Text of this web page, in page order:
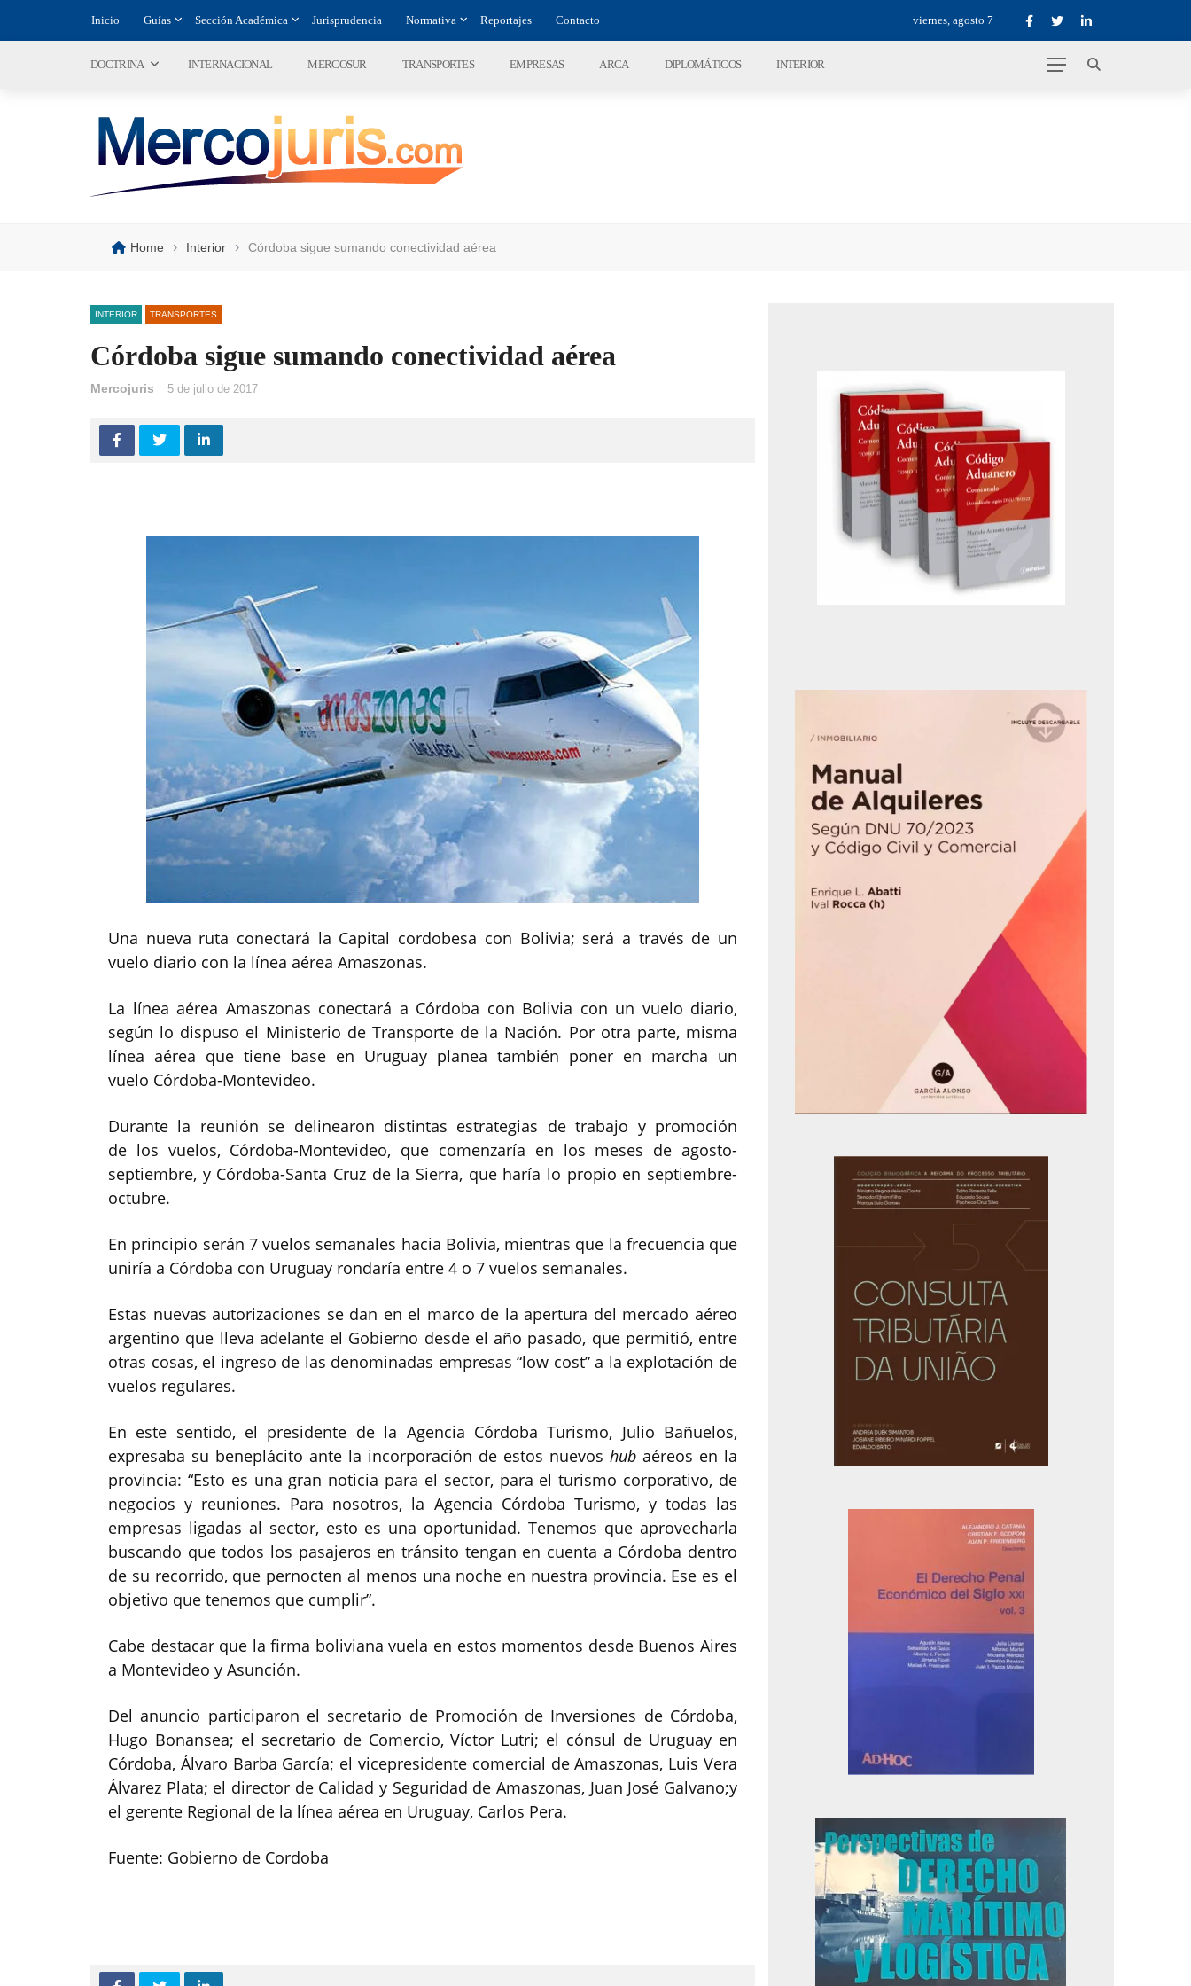
Inicio Guías Sección Académica Jurisprudencia Normativa Reportajes Contacto viernes, agosto 7
DOCTRINA INTERNACIONAL MERCOSUR TRANSPORTES EMPRESAS ARCA DIPLOMÁTICOS INTERIOR
Home › Interior › Córdoba sigue sumando conectividad aérea
INTERIOR TRANSPORTES
Córdoba sigue sumando conectividad aérea
Mercojuris 5 de julio de 2017
Una nueva ruta conectará la Capital cordobesa con Bolivia; será a través de un
vuelo diario con la línea aérea Amaszonas.
La línea aérea Amaszonas conectará a Córdoba con Bolivia con un vuelo diario,
según lo dispuso el Ministerio de Transporte de la Nación. Por otra parte, misma
línea aérea que tiene base en Uruguay planea también poner en marcha un
vuelo Córdoba-Montevideo.
Durante la reunión se delinearon distintas estrategias de trabajo y promoción
de los vuelos, Córdoba-Montevideo, que comenzaría en los meses de agosto-
septiembre, y Córdoba-Santa Cruz de la Sierra, que haría lo propio en septiembre-
octubre.
En principio serán 7 vuelos semanales hacia Bolivia, mientras que la frecuencia que
uniría a Córdoba con Uruguay rondaría entre 4 o 7 vuelos semanales.
Estas nuevas autorizaciones se dan en el marco de la apertura del mercado aéreo
argentino que lleva adelante el Gobierno desde el año pasado, que permitió, entre
otras cosas, el ingreso de las denominadas empresas “low cost” a la explotación de
vuelos regulares.
En este sentido, el presidente de la Agencia Córdoba Turismo, Julio Bañuelos,
expresaba su beneplácito ante la incorporación de estos nuevos hub aéreos en la
provincia: “Esto es una gran noticia para el sector, para el turismo corporativo, de
negocios y reuniones. Para nosotros, la Agencia Córdoba Turismo, y todas las
empresas ligadas al sector, esto es una oportunidad. Tenemos que aprovecharla
buscando que todos los pasajeros en tránsito tengan en cuenta a Córdoba dentro
de su recorrido, que pernocten al menos una noche en nuestra provincia. Ese es el
objetivo que tenemos que cumplir”.
Cabe destacar que la firma boliviana vuela en estos momentos desde Buenos Aires
a Montevideo y Asunción.
Del anuncio participaron el secretario de Promoción de Inversiones de Córdoba,
Hugo Bonansea; el secretario de Comercio, Víctor Lutri; el cónsul de Uruguay en
Córdoba, Álvaro Barba García; el vicepresidente comercial de Amaszonas, Luis Vera
Álvarez Plata; el director de Calidad y Seguridad de Amaszonas, Juan José Galvano;y
el gerente Regional de la línea aérea en Uruguay, Carlos Pera.
Fuente: Gobierno de Cordoba